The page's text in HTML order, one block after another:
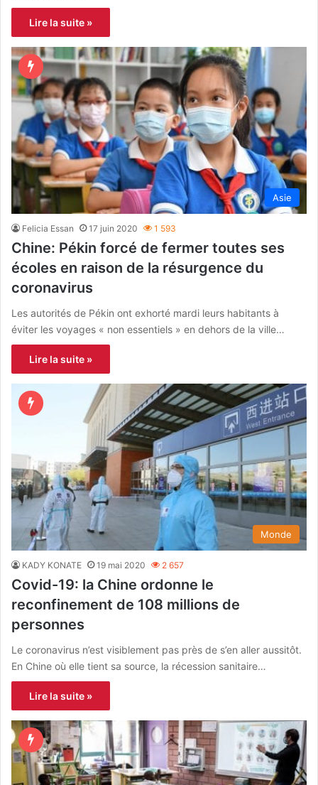
Lire la suite »
Asie
Felicia Essan 17 juin 2020 1 593
Chine: Pékin forcé de fermer toutes ses
écoles en raison de la résurgence du
coronavirus
Les autorités de Pékin ont exhorté mardi leurs habitants à
éviter les voyages « non essentiels » en dehors de la ville…
Lire la suite »
Monde
KADY KONATE 19 mai 2020 2 657
Covid-19: la Chine ordonne le
reconfinement de 108 millions de
personnes
Le coronavirus n’est visiblement pas près de s’en aller aussitôt.
En Chine où elle tient sa source, la récession sanitaire…
Lire la suite »